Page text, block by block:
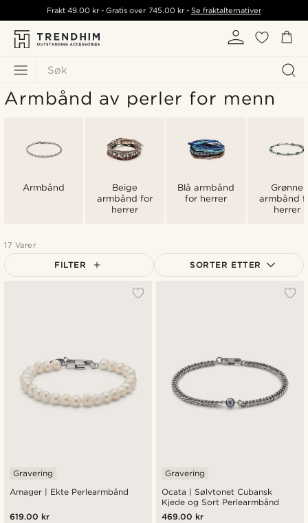
Søk
Frakt49.00 kr - Gratis over 745.00 kr- Se fraktalternativer
Armbånd av perler for menn
Armbånd
Beige
armbånd for
herrer
Blå armbånd
for herrer
Grønne
armbånd
herrer
17 Varer
FILTER SORTER ETTER
Amager | Ekte Perlearmbånd
Gravering
619.00 kr
Ocata | Sølvtonet Cubansk
Kjede og Sort Perlearmbånd
Gravering
469.00 kr